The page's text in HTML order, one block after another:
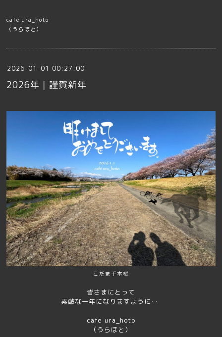
cafe ura_hoto
（うらほと）
2026-01-01 00:27:00
2026年｜謹賀新年
こだま千本桜
皆さまにとって
素敵な一年になりますように･･
cafe ura_hoto
（うらほと）